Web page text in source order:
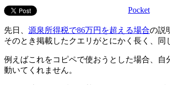
Pocket
先日、 源泉所得税で86万円を超える場合の説
そのとき掲載したクエリがとにかく長く、同
例えばこれをコピペで使おうとした場合、自
動いてくれません。